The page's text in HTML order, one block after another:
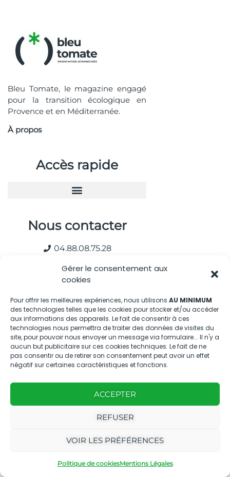
Gérer le consentement aux
cookies
Pour offrir les meilleures expériences, nous utilisons AU MINIMUM
des technologies telles que les cookies pour stocker et/ou accéder
aux informations des appareils. Le fait de consentir à ces
technologies nous permettra de traiter des données de visites du
site, pour pouvoir nous envoyer un message via formulaire... Il n'y a
aucun but publicitaire sur ces cookies techniques. Le fait de ne
pas consentir ou de retirer son consentement peut avoir un effet
négatif sur certaines caractéristiques et fonctions.
ACCEPTER
REFUSER
VOIR LES PRÉFÉRENCES
Politique de cookiesMentions Légales
Bleu Tomate, le magazine engagé
pour la transition écologique en
Provence et en Méditerranée.
À propos
Accès rapide
Nous contacter
04.88.08.75.28
Kit média Bleu Tomate
Nous suivre
édité par notre
Mentions